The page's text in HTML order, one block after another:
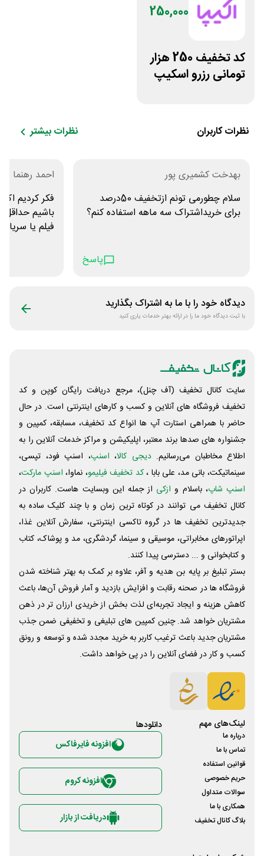
250,000
کد تخفیف 250 هزار
تومانی رزرو اسکیپ
نظرات کاربران نظرات بیشتر
بهدخت کشمیری پور
سلام چطورمی تونم ازتخفیف 50درصد
برای خریداشتراک سه ماهه استفاده کنم؟
پاسخ
احمد رهنما
فکر کردیم
باشیم
سه ماهه
مشترک شما
و فیلم خوب
ممنون از زحمات
دیدگاه خود را با ما به اشتراک بگذارید
با ثبت دیدگاه خود ما را در ارائه بهتر خدمات یاری کنید
سایت کانال تخفیف (آف چنل)، مرجع دریافت رایگان کوپن و کد
تخفیف فروشگاه های آنلاین و کسب و‌ کارهای اینترنتی است. در حال
حاضر با همراهی استارت آپ ها انواع کد تخفیف، مسابقه، کمپین و
جشنواره های صدها برند معتبر، اپلیکیشن و مراکز خدمات آنلاین را به
اطلاع مخاطبان می‌رسانیم. دیجی کالا، اسنپ، اسنپ فود، تپسی،
سینماتیکت، بانی مد، علی‌ بابا ،کد تخفیف فیلیمو، نماوا، اسنپ مارکت،
اسنپ شاپ، باسلام و ازکی از جمله این وبسایت ‌هاست. کاربران در
کانال تخفیف می توانند در کوتاه ترین زمان و با چند کلیک ساده به
جدیدترین تخفیف ها در گروه تاکسی اینترنتی، سفارش آنلاین غذا،
اپراتورهای مخابراتی، موسیقی و سینما، گردشگری، مد و پوشاک، کتاب
و کتابخوانی و ... دسترسی پیدا کنند.
بستر تبلیغ بر پایه بن هدیه و آفر، علاوه بر کمک به بهتر شناخته شدن
فروشگاه ها در صحنه رقابت و افزایش بازدید و آمار فروش آن‌ها، باعث
کاهش هزینه و ایجاد تجربه‌ای لذت بخش از خریدی ارزان تر در ذهن
مشتریان خواهد شد. چنین کمپین های تبلیغی و تخفیفی ضمن جذب
مشتریان جدید باعث ترغیب کاربر به خرید مجدد شده و توسعه و رونق
کسب و کار در فضای آنلاین را در پی خواهد داشت.
لینک‌های مهم
درباره ما
تماس با ما
قوانین استفاده
حریم خصوصی
سوالات متداول
همکاری با ما
بلاگ کانال تخفیف
دانلود‌ها
افزونه فایرفاکس
افزونه کروم
دریافت از بازار